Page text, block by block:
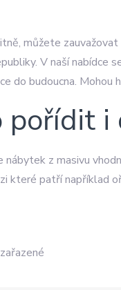
můžete
V naší nabídce
do budoucna. Mohou
pořídit
nábytek z masivu
které patří například